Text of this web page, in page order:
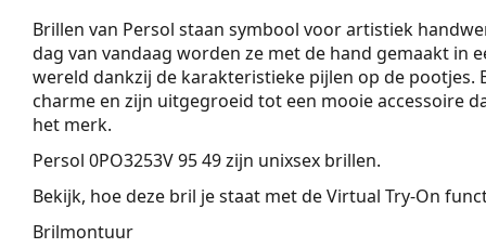
Brillen van Persol staan symbool voor artistiek
dag van vandaag worden ze met de hand gemaakt in
wereld dankzij de karakteristieke pijlen op de pootjes.
charme en zijn uitgegroeid tot een mooie accessoire
het merk.
Persol 0PO3253V 95 49zijn unixsex brillen.
Bekijk, hoe deze bril je staat met de Virtual Try-On
Brilmontuur